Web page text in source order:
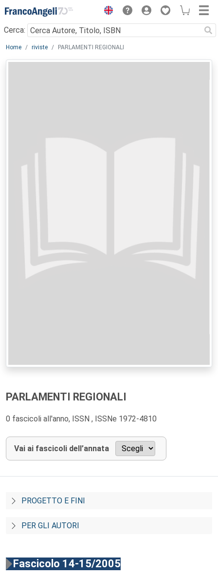
Menu
Cerca:
Main content
Home riviste PARLAMENTI REGIONALI
PARLAMENTI REGIONALI
0 fascicoli all'anno, ISSN , ISSNe 1972-4810
Vai ai fascicoli dell’annata
PROGETTO E FINI
PER GLI AUTORI
Fascicolo 14-15/2005